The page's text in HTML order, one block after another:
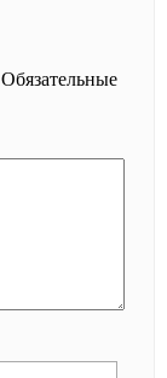
Обязательные